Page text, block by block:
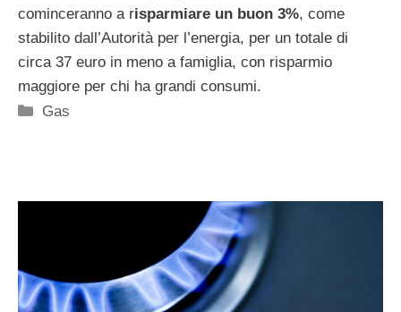
cominceranno a risparmiare un buon 3%, come
stabilito dall’Autorità per l’energia, per un totale di
circa 37 euro in meno a famiglia, con risparmio
maggiore per chi ha grandi consumi.
Categorie
Gas